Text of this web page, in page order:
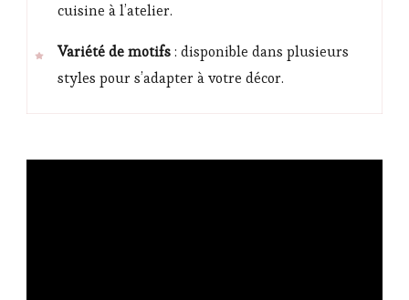
cuisine à l’atelier.
Variété de motifs: disponible dans plusieurs
styles pour s’adapter à votre décor.